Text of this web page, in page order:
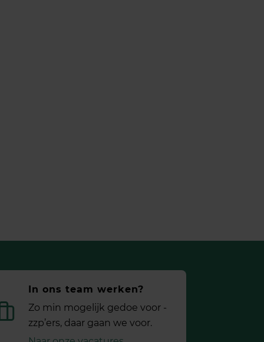
In ons team werken?
Zo min mogelijk gedoe voor ­
zzp’ers, daar gaan we voor.